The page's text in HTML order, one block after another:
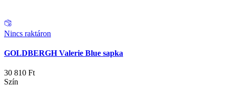
Nincs raktáron
GOLDBERGH Valerie Blue sapka
30 810 Ft
Szín